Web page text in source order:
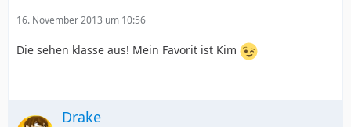
16. November 2013 um 10:56
Die sehen klasse aus! Mein Favorit ist Kim
Drake